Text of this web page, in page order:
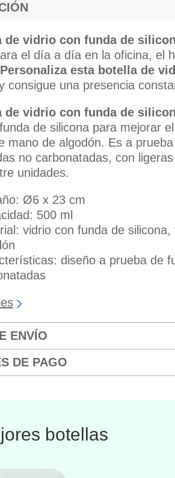
de vidrio con funda de
el día a día en la oficina, el
Personaliza esta botella de
consigue una presencia
de vidrio con funda de
de silicona para mejorar
mano de algodón. Es a
no carbonatadas, con
unidades.
Ø6 x 23 cm
500 ml
vidrio con funda de
diseño a prueba de
ENVÍO
DE PAGO
botellas